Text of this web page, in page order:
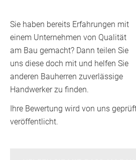
Sie haben bereits Erfahrungen mit
einem Unternehmen von Qualität
am Bau gemacht? Dann teilen Sie
uns diese doch mit und helfen Sie
anderen Bauherren zuverlässige
Handwerker zu finden.
Ihre Bewertung wird von uns
veröffentlicht.